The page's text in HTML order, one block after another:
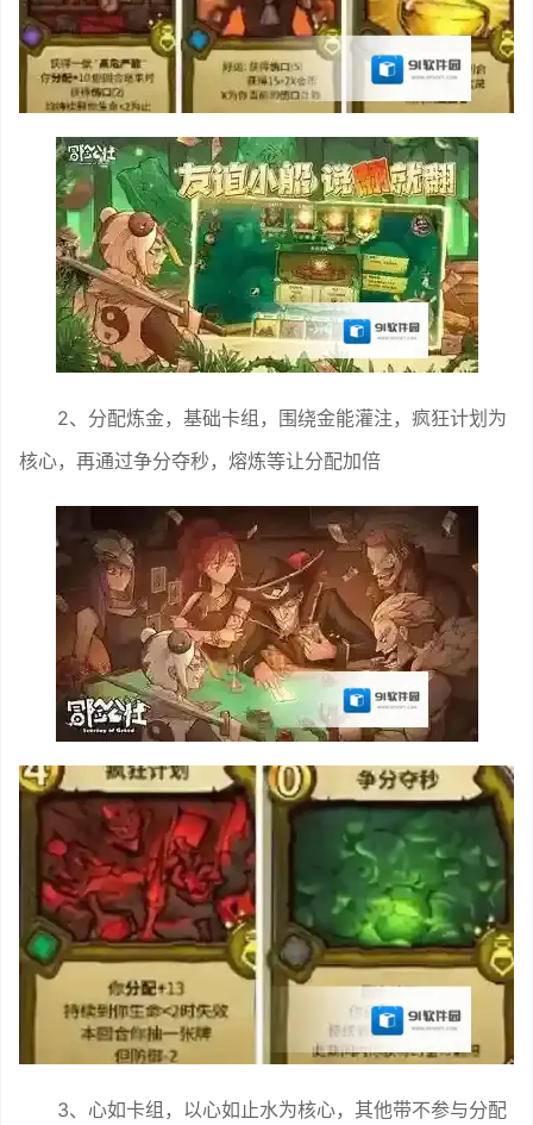
2、分配炼金，基础卡组，围绕金能灌注，疯狂计划为
核心，再通过争分夺秒，熔炼等让分配加倍
3、心如卡组，以心如止水为核心，其他带不参与分配